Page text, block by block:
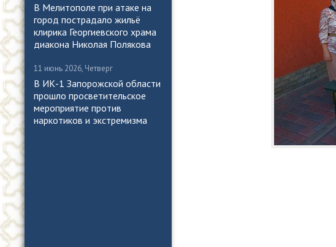
В Мелитополе при атаке на
город пострадало жильё
клирика Георгиевского храма
диакона Николая Полякова
11 июнь 2026, Четверг
В ИК-1 Запорожской области
прошло просветительское
мероприятие против
наркотиков и экстремизма